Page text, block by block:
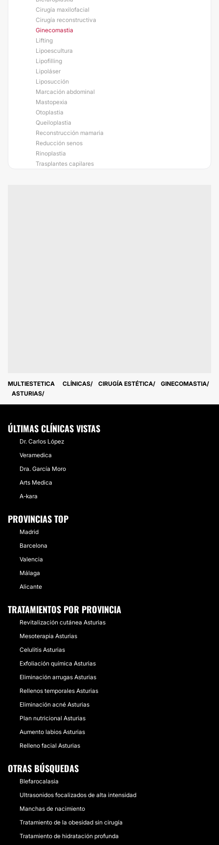
Cirugía maxilofacial
Cirugía reconstructiva
Ginecomastia
Lifting
Lipoescultura
Lipofilling
Lipoláser
Liposucción
Marcación abdominal
Mastopexia
Otoplastia
Queiloplastia
Reconstrucción mamaria
Reducción senos
Rinoplastia
Trasplantes capilares
MULTIESTETICA CLÍNICAS CIRUGÍA ESTÉTICA
GINECOMASTIA
ASTURIAS
ÚLTIMAS CLÍNICAS VISTAS
Dr. Carlos López
Veramedica
Dra. García Moro
Arts Medica
A-kara
PROVINCIAS TOP
Madrid
Barcelona
Valencia
Málaga
Alicante
TRATAMIENTOS POR PROVINCIA
Revitalización cutánea Asturias
Mesoterapia Asturias
Celulitis Asturias
Exfoliación química Asturias
Eliminación arrugas Asturias
Rellenos temporales Asturias
Eliminación acné Asturias
Plan nutricional Asturias
Aumento labios Asturias
Relleno facial Asturias
OTRAS BÚSQUEDAS
Blefarocalasia
Ultrasonidos focalizados de alta intensidad
Manchas de nacimiento
Tratamiento de la obesidad sin cirugía
Tratamiento de hidratación profunda